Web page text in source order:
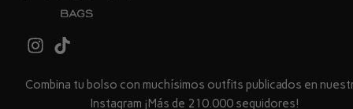
Combina tu bolso con muchísimos outfits publicados en
Instagram ¡Más de 210.000 seguidores!